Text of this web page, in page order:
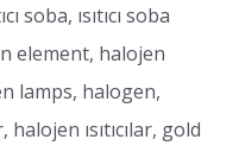
soba, ısıtıcı soba
element, halojen
lamps, halogen,
halojen ısıtıcılar, gold